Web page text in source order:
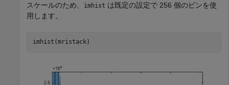
スケールのため、
imhist は既定の設定で 256 個のビンを使
用します。
imhist(mristack)